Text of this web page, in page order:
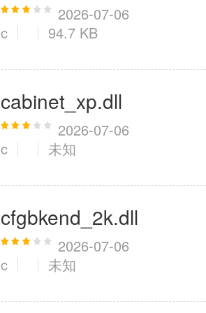
医疗健康
6千+款应用
图像拍照
9百+款应用
2026-07-06
c
94.7 KB
cabinet_xp.dll
2026-07-06
c
未知
cfgbkend_2k.dll
2026-07-06
c
未知